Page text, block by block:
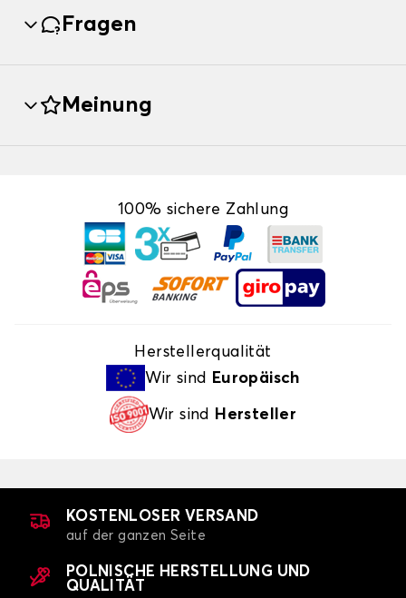
Fragen
Meinung
100% sichere Zahlung
Herstellerqualität
Wir sind
Europäisch
Wir sind Hersteller
KOSTENLOSER VERSAND
auf der ganzen Seite
POLNISCHE HERSTELLUNG UND
QUALITÄT